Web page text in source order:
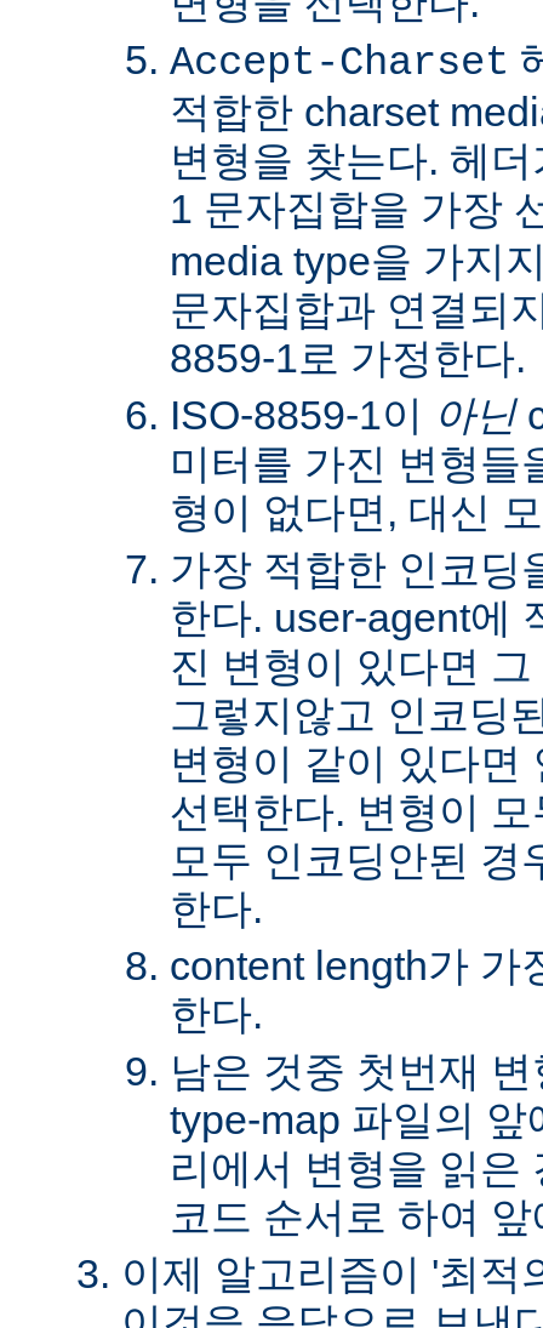
Accept-Charset
적합한 charset
변형을 찾는다. 헤
1 문자집합을 가장
media type을 가지
문자집합과 연결되
8859-1로 가정한다.
ISO-8859-1이 아닌
미터를 가진 변형들
형이 없다면, 대신
가장 적합한 인코딩
한다. user-agent에
진 변형이 있다면
그렇지않고 인코딩
변형이 같이 있다면
선택한다. 변형이
모두 인코딩안된 경
한다.
content length가 가
한다.
남은 것중 첫번재
type-map 파일의
리에서 변형을 읽은
코드 순서로 하여
이제 알고리즘이 '최적